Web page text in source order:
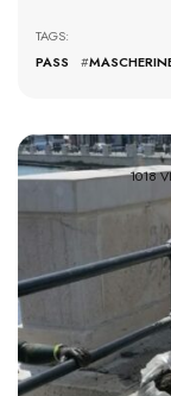
PASS
#
1018